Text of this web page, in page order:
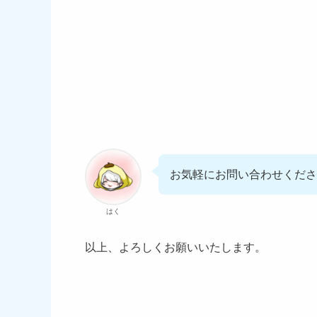
はく
お気軽にお問い合わせくだ
以上、よろしくお願いいたします。